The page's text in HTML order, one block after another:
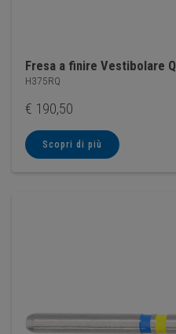
Fresa a finire Vestibolare Q
H375RQ
€ 190,50
Scopri di più